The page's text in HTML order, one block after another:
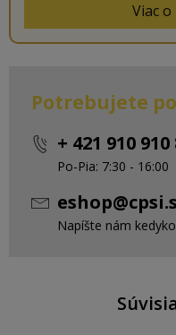
Viac o
Potrebujete
+ 421 910 910
Po-Pia: 7:30 - 16:00
Napíšte nám